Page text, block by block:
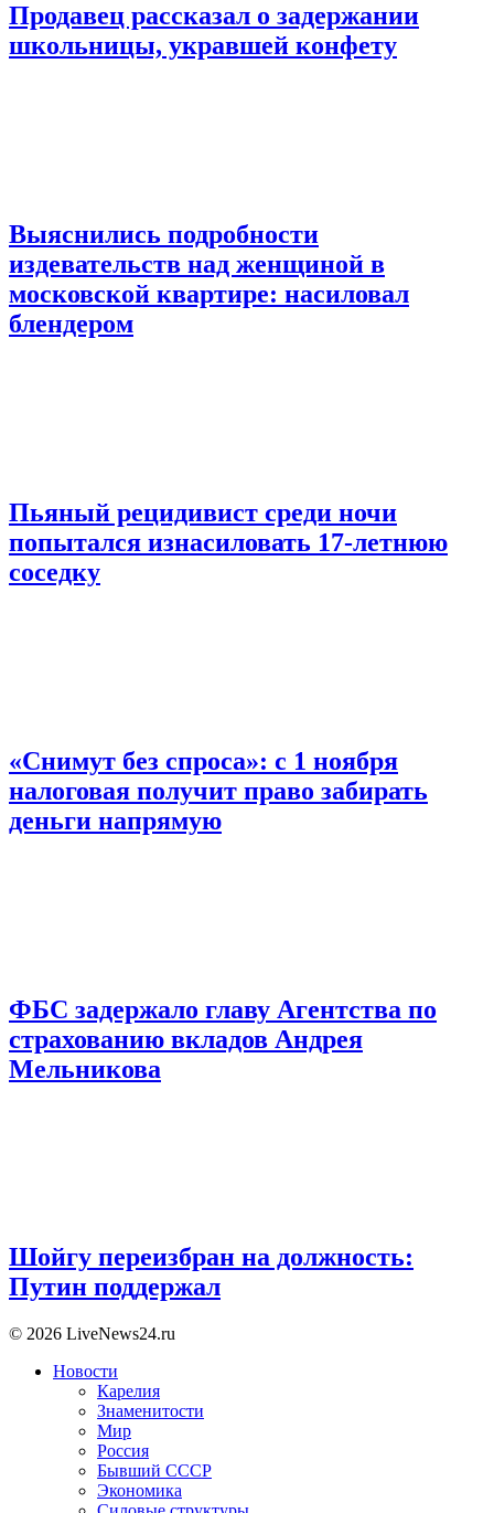
Продавец рассказал о задержании
школьницы, укравшей конфету
Выяснились подробности
издевательств над женщиной в
московской квартире: насиловал
блендером
Пьяный рецидивист среди ночи
попытался изнасиловать 17-летнюю
соседку
«Снимут без спроса»: с 1 ноября
налоговая получит право забирать
деньги напрямую
ФБС задержало главу Агентства по
страхованию вкладов Андрея
Мельникова
Шойгу переизбран на должность:
Путин поддержал
© 2026 LiveNews24.ru
Новости
Карелия
Знаменитости
Мир
Россия
Бывший СССР
Экономика